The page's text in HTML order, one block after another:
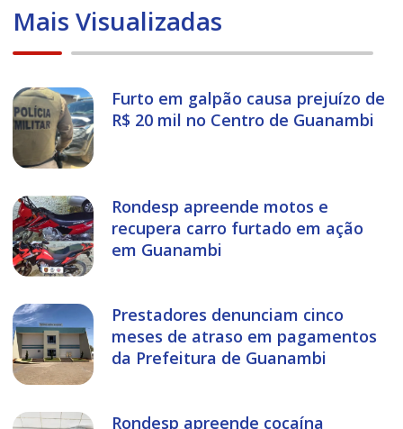
Mais Visualizadas
Furto em galpão causa prejuízo de
R$ 20 mil no Centro de Guanambi
Rondesp apreende motos e
recupera carro furtado em ação
em Guanambi
Prestadores denunciam cinco
meses de atraso em pagamentos
da Prefeitura de Guanambi
Rondesp apreende cocaína